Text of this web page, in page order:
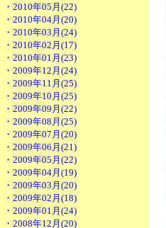
・2010年05月(22)
・2010年04月(20)
・2010年03月(24)
・2010年02月(17)
・2010年01月(23)
・2009年12月(24)
・2009年11月(25)
・2009年10月(25)
・2009年09月(22)
・2009年08月(25)
・2009年07月(20)
・2009年06月(21)
・2009年05月(22)
・2009年04月(19)
・2009年03月(20)
・2009年02月(18)
・2009年01月(24)
・2008年12月(20)